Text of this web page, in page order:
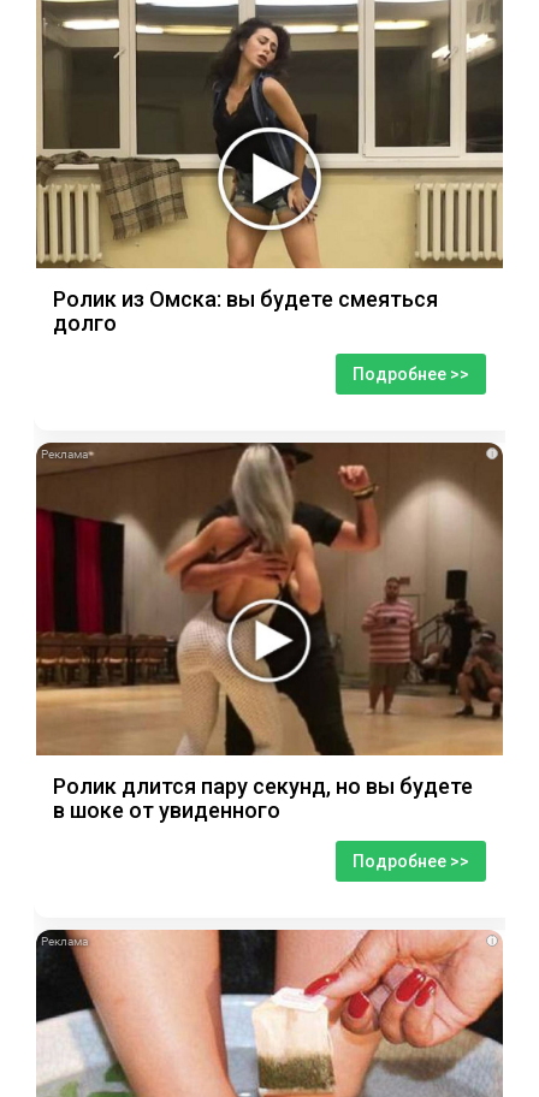
Ролик из Омска: вы будете смеяться
долго
Подробнее >>
i
Ролик длится пару секунд, но вы будете
в шоке от увиденного
Подробнее >>
i